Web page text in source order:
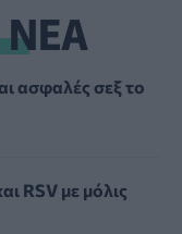
ΝΕΑ
ασφαλές σεξ το
RSV με μόλις